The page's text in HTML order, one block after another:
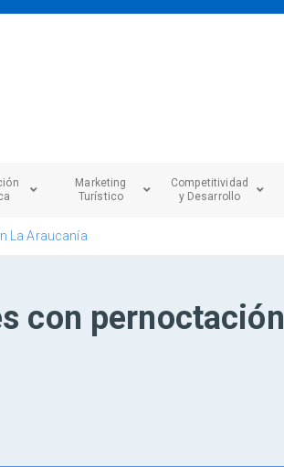
Marketing
Turístico
Competitividad
y Desarrollo
La Araucanía
con pernoctación